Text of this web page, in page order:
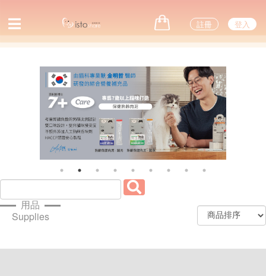
註冊 登入
Previous Next
用品
Supplies